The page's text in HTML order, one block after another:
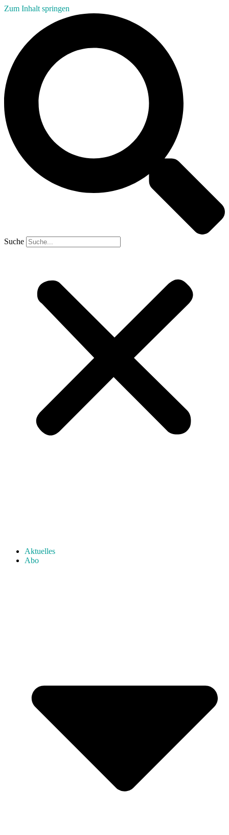
Zum Inhalt springen
Suche
Aktuelles
Abo